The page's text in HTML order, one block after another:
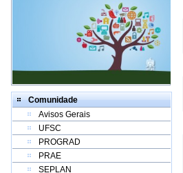
Comunidade
Avisos Gerais
UFSC
PROGRAD
PRAE
SEPLAN